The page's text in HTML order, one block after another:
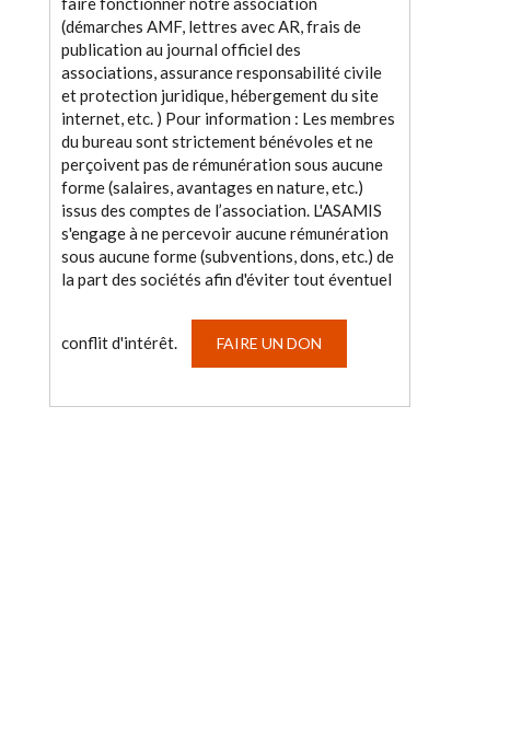
(démarches AMF, lettres avec AR, frais de
publication au journal officiel des
associations, assurance responsabilité civile
et protection juridique, hébergement du site
internet, etc. ) Pour information : Les membres
du bureau sont strictement bénévoles et ne
perçoivent pas de rémunération sous aucune
forme (salaires, avantages en nature, etc.)
issus des comptes de l’association. L'ASAMIS
s'engage à ne percevoir aucune rémunération
sous aucune forme (subventions, dons, etc.) de
la part des sociétés afin d'éviter tout éventuel
conflit d'intérêt. FAIRE UN DON